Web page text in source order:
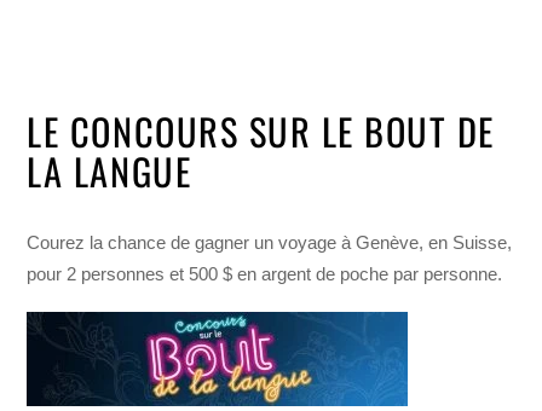
LE CONCOURS SUR LE BOUT DE
LA LANGUE
Courez la chance de gagner un voyage à Genève, en Suisse,
pour 2 personnes et 500 $ en argent de poche par personne.